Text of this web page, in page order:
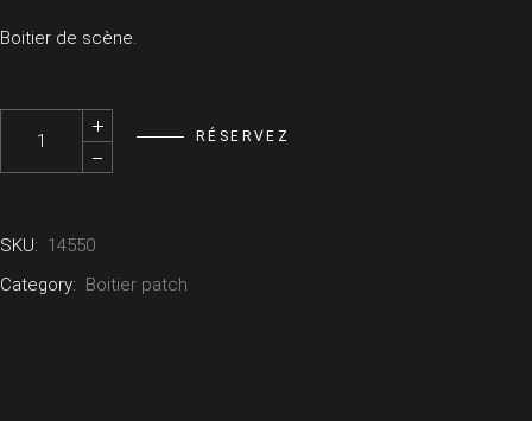
Boitier de scène.
Kit 1x DT 16/8 - ALLEN&HEATH quantity
RÉSERVEZ
SKU: 14550
Category: Boitier patch